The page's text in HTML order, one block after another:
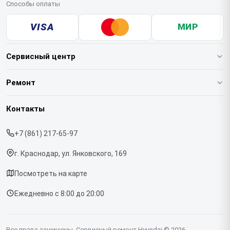
Способы оплаты
VISA МИР
Сервисный центр
О нашем сервисе
Срочный ремонт
Доставка и способы оплаты
Диагностика
Контакты
Ремонт
Варочных панелей
Контакты
+7 (861) 217-65-97
г. Краснодар, ул. Янковского, 169
Посмотреть на карте
Ежедневно с 8:00 до 20:00